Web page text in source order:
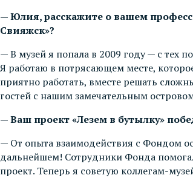
— Юлия, расскажите о вашем
Свияжск»?
— В музей я попала в 2009 году — с тех
Я работаю в потрясающем месте,
приятно работать, вместе решать
гостей с нашим замечательным
— Ваш проект «Лезем в бутылку»
— От опыта взаимодействия с Фондом
дальнейшем! Сотрудники Фонда
проект. Теперь я советую коллегам-